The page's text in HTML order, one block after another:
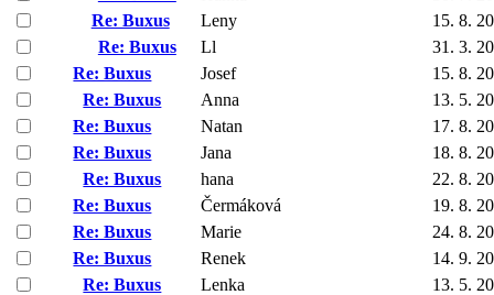
Re: Buxus
Leny
15. 8.
Re: Buxus
Ll
31. 3.
Re: Buxus
Josef
15. 8.
Re: Buxus
Anna
13. 5.
Re: Buxus
Natan
17. 8.
Re: Buxus
Jana
18. 8.
Re: Buxus
hana
22. 8.
Re: Buxus
Čermáková
19. 8.
Re: Buxus
Marie
24. 8.
Re: Buxus
Renek
14. 9.
Re: Buxus
Lenka
13. 5.